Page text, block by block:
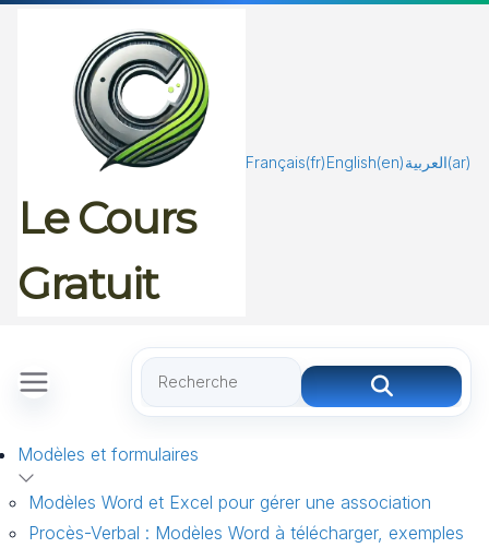
Le Cours
Gratuit
Français(fr) English(en)العربية(ar)
Modèles et formulaires
Modèles Word et Excel pour gérer une association
Procès-Verbal : Modèles Word à télécharger, exemples